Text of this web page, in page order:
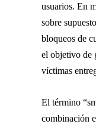
usuarios. En
sobre
bloqueos de
el objetivo de
víctimas
El término
combinación